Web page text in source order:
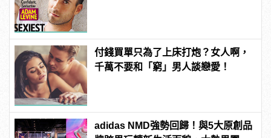
付錢買單只為了上床打炮？女人啊，
千萬不要和「窮」男人談戀愛！
adidas NMD強勢回歸！與5大原創品